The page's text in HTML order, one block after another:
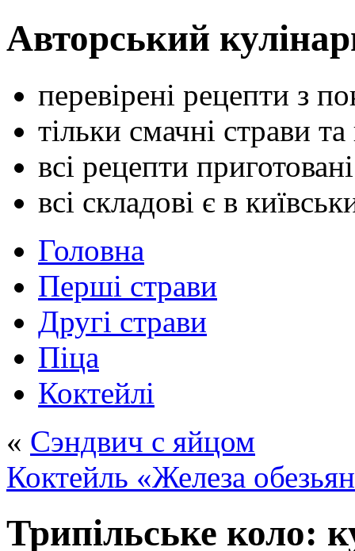
Авторський
перевірені рецепти з
тільки смачні страви та
всі рецепти
всі складові є в
Головна
Перші страви
Другі страви
Піца
Коктейлі
« Сэндвич с яйцом
Коктейль «Железа
Трипільське коло: